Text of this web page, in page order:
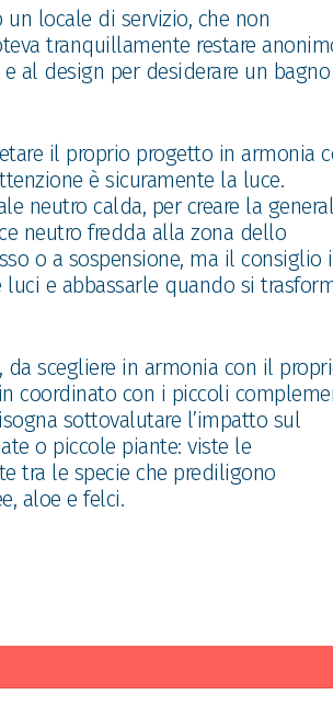
locale di servizio, che non
tranquillamente restare
al design per desiderare un bagno
il proprio progetto in armonia
è sicuramente la luce.
neutro calda, per creare la
neutro fredda alla zona dello
o a sospensione, ma il consiglio
e abbassarle quando si
da scegliere in armonia con il
coordinato con i piccoli
sottovalutare l’impatto sul
o piccole piante: viste le
tra le specie che prediligono
aloe e felci.